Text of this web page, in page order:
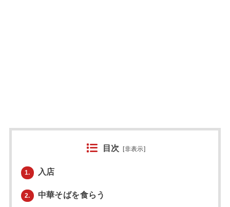
目次 [非表示]
1. 入店
2. 中華そばを食らう